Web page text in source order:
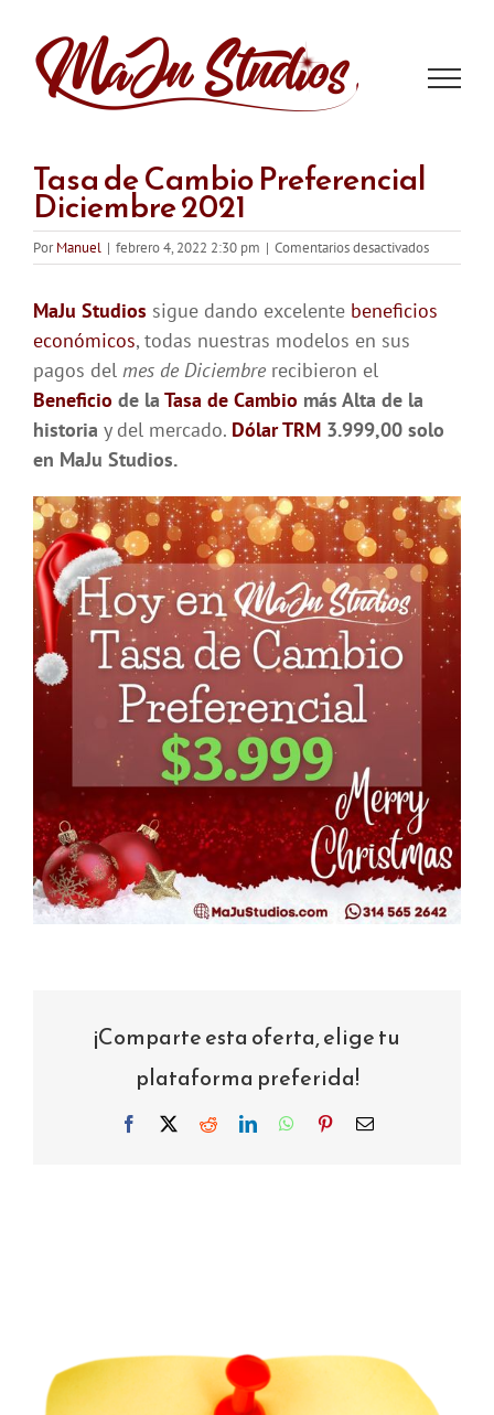
contenido
Tasa de Cambio Preferencial
Diciembre 2021
PorManuel | febrero 4, 2022 2:30 pm | Comentarios desactivadosen
Tasa
Cambio
MaJu Studios sigue dando excelente beneficios
económicos, todas nuestras modelos en sus
pagos del mes de Diciembre recibieron el
Beneficio de la Tasa de Cambio más Alta de la
historia y del mercado. Dólar TRM 3.999,00 solo
en MaJu Studios.
¡Comparte esta oferta, elige tu
plataforma preferida!
Facebook RedditLinkedInWhatsApp
PinterestCorreo